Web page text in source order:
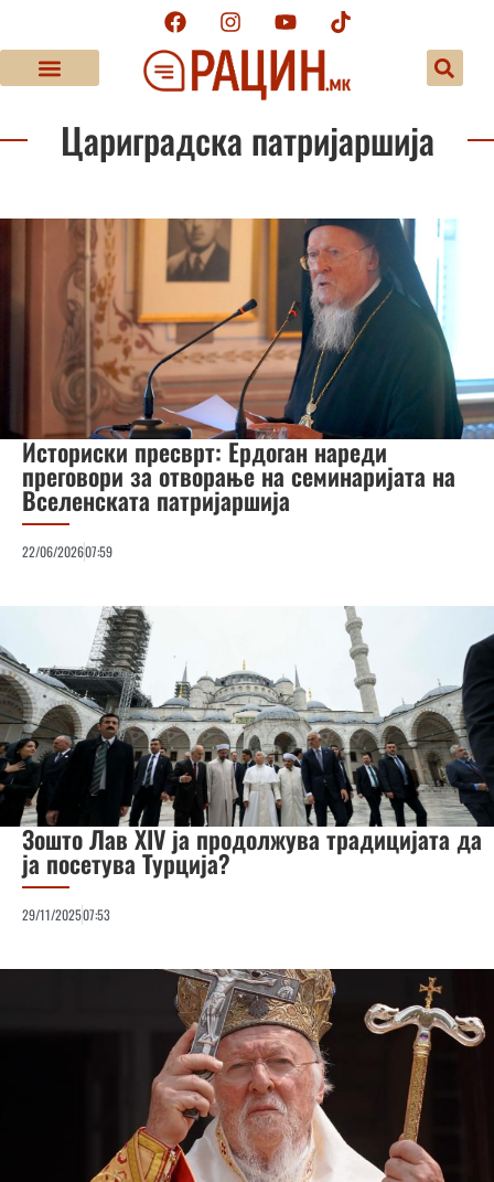
Цариградска патријаршија
Историски пресврт: Ердоган нареди
преговори за отворање на семинаријата на
Вселенската патријаршија
22/06/202607:59
Зошто Лав XIV ја продолжува традицијата да
ја посетува Турција?
29/11/202507:53